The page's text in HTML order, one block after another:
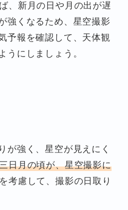
、新月の日や月の出が遅
強くなるため、星空撮影
予報を確認して、天体観
うにしましょう。
が強く、星空が見えにく
日月の頃が、星空撮影に
考慮して、撮影の日取り